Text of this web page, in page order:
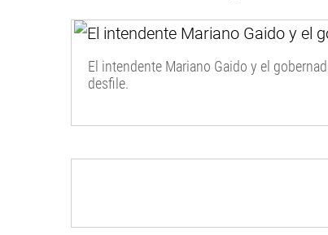
El intendente Mariano Gaido y el
desfile.